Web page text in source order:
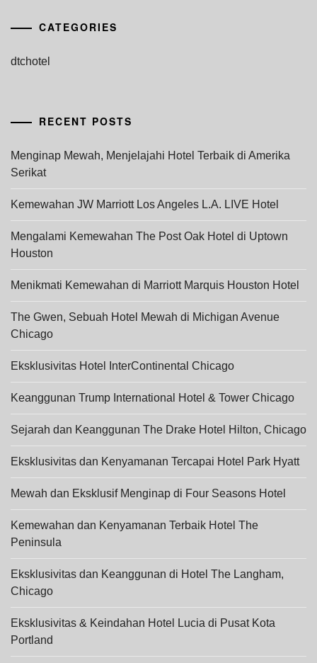
CATEGORIES
dtchotel
RECENT POSTS
Menginap Mewah, Menjelajahi Hotel Terbaik di Amerika
Serikat
Kemewahan JW Marriott Los Angeles L.A. LIVE Hotel
Mengalami Kemewahan The Post Oak Hotel di Uptown
Houston
Menikmati Kemewahan di Marriott Marquis Houston Hotel
The Gwen, Sebuah Hotel Mewah di Michigan Avenue
Chicago
Eksklusivitas Hotel InterContinental Chicago
Keanggunan Trump International Hotel & Tower Chicago
Sejarah dan Keanggunan The Drake Hotel Hilton, Chicago
Eksklusivitas dan Kenyamanan Tercapai Hotel Park Hyatt
Mewah dan Eksklusif Menginap di Four Seasons Hotel
Kemewahan dan Kenyamanan Terbaik Hotel The
Peninsula
Eksklusivitas dan Keanggunan di Hotel The Langham,
Chicago
Eksklusivitas & Keindahan Hotel Lucia di Pusat Kota
Portland